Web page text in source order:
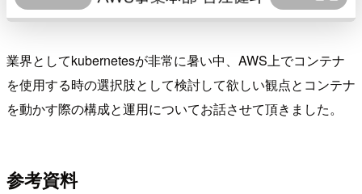
業界としてkubernetesが非常に暑い中、AWS上でコンテナ
を使用する時の選択肢として検討して欲しい観点とコンテナ
を動かす際の構成と運用についてお話させて頂きました。
参考資料